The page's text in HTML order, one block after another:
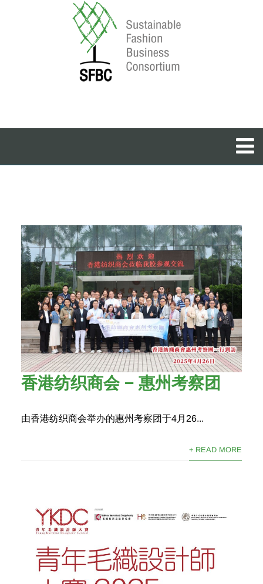
香港纺织商会 – 惠州考察团
由香港纺织商会举办的惠州考察团于4月26...
+ READ MORE